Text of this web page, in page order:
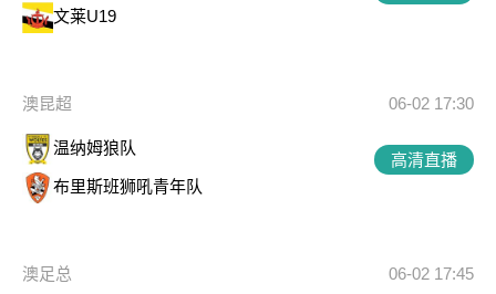
文莱U19
澳昆超 06-02 17:30
温纳姆狼队
布里斯班狮吼青年队
高清直播
澳足总 06-02 17:45